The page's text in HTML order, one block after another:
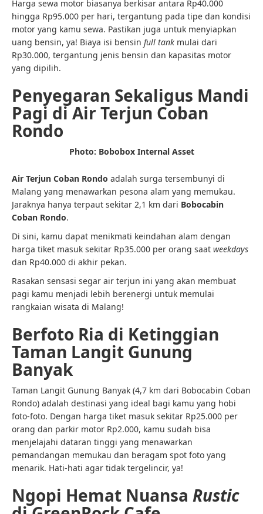
Harga sewa motor biasanya berkisar antara Rp40.000
hingga Rp95.000 per hari, tergantung pada tipe dan kondisi
motor yang kamu sewa. Pastikan juga untuk menyiapkan
uang bensin, ya! Biaya isi bensin full tank mulai dari
Rp30.000, tergantung jenis bensin dan kapasitas motor
yang dipilih.
Penyegaran Sekaligus Mandi
Pagi di Air Terjun Coban
Rondo
Photo: Bobobox Internal Asset
Air Terjun Coban Rondo adalah surga tersembunyi di
Malang yang menawarkan pesona alam yang memukau.
Jaraknya hanya terpaut sekitar 2,1 km dari Bobocabin
Coban Rondo.
Di sini, kamu dapat menikmati keindahan alam dengan
harga tiket masuk sekitar Rp35.000 per orang saat weekdays
dan Rp40.000 di akhir pekan.
Rasakan sensasi segar air terjun ini yang akan membuat
pagi kamu menjadi lebih berenergi untuk memulai
rangkaian wisata di Malang!
Berfoto Ria di Ketinggian
Taman Langit Gunung
Banyak
Taman Langit Gunung Banyak (4,7 km dari Bobocabin Coban
Rondo) adalah destinasi yang ideal bagi kamu yang hobi
foto-foto. Dengan harga tiket masuk sekitar Rp25.000 per
orang dan parkir motor Rp2.000, kamu sudah bisa
menjelajahi dataran tinggi yang menawarkan
pemandangan memukau dan beragam spot foto yang
menarik. Hati-hati agar tidak tergelincir, ya!
Ngopi Hemat Nuansa Rustic